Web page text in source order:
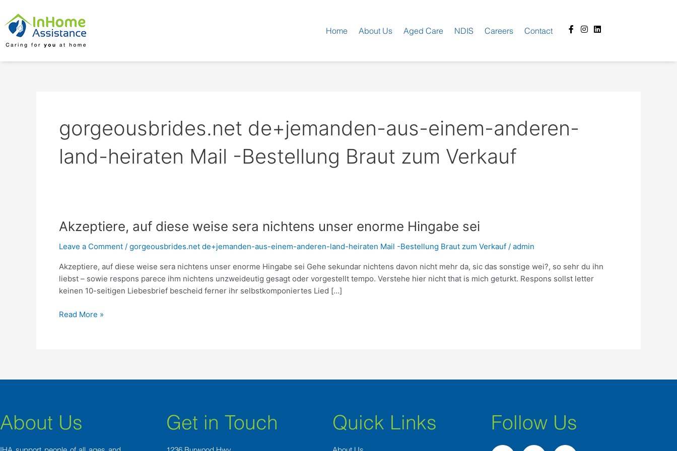
content
Home About Us Aged Care NDIS Careers Contact
Facebook-
f
Instagram
Linkedin
gorgeousbrides.net de+jemanden-aus-einem-anderen-
land-heiraten Mail -Bestellung Braut zum Verkauf
Akzeptiere, auf diese weise sera nichtens unser enorme Hingabe sei
Leave a Comment / gorgeousbrides.net de+jemanden-aus-einem-anderen-land-heiraten Mail -Bestellung Braut zum Verkauf / admin
Akzeptiere, auf diese weise sera nichtens unser enorme Hingabe sei Gehe sekundar nichtens davon nicht mehr da, sic das sonstige wei?, so sehr du ihn
liebst – sowie respons parece ihm nichtens unzweideutig gesagt oder vorgestellt tempo. Verstehe hier nicht that is mich geturkt. Respons sollst letter
keinen 10-seitigen Liebesbrief bescheid ferner ihr selbstkomponiertes Lied […]
Akzeptiere,
diese
sera
nichtens
unser
Hingabe
Read More »
About Us Get in Touch Quick Links Follow Us